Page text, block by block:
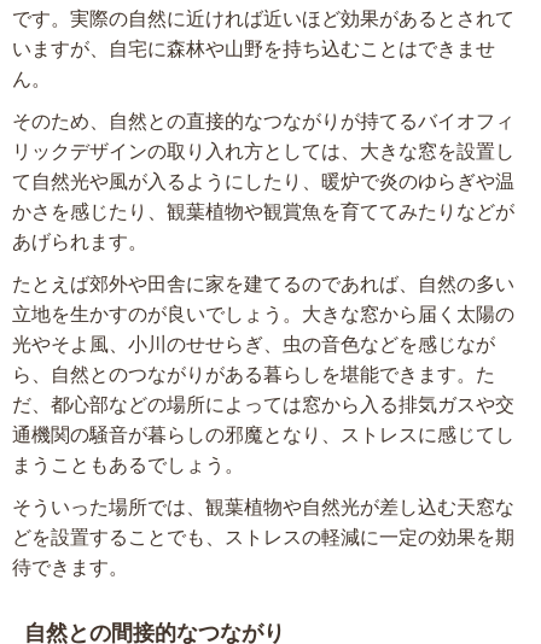
です。実際の自然に近ければ近いほど効果があるとされて
いますが、自宅に森林や山野を持ち込むことはできませ
ん。
そのため、自然との直接的なつながりが持てるバイオフィ
リックデザインの取り入れ方としては、大きな窓を設置し
て自然光や風が入るようにしたり、暖炉で炎のゆらぎや温
かさを感じたり、観葉植物や観賞魚を育ててみたりなどが
あげられます。
たとえば郊外や田舎に家を建てるのであれば、自然の多い
立地を生かすのが良いでしょう。大きな窓から届く太陽の
光やそよ風、小川のせせらぎ、虫の音色などを感じなが
ら、自然とのつながりがある暮らしを堪能できます。た
だ、都心部などの場所によっては窓から入る排気ガスや交
通機関の騒音が暮らしの邪魔となり、ストレスに感じてし
まうこともあるでしょう。
そういった場所では、観葉植物や自然光が差し込む天窓な
どを設置することでも、ストレスの軽減に一定の効果を期
待できます。
自然との間接的なつながり